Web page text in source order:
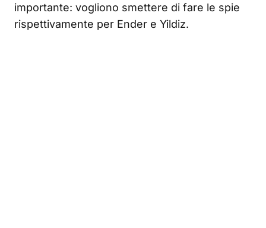
importante: vogliono smettere di fare le spie
rispettivamente per Ender e Yildiz.